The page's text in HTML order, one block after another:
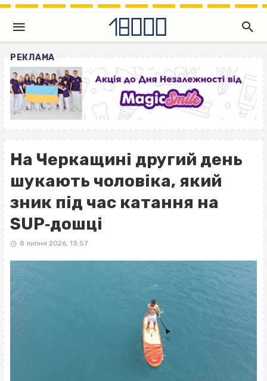
РЕКЛАМА
На Черкащині другий день
шукають чоловіка, який
зник під час катання на
SUP‐дошці
8 липня 2026, 13:57